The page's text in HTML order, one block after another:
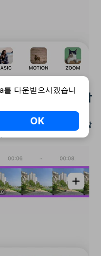
오버레이를 적용합
는 필터와 오버레이를 추가할
.
다운받으시겠습니
OK